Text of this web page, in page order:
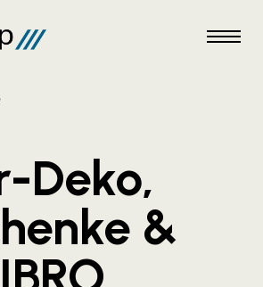
Deko,
&